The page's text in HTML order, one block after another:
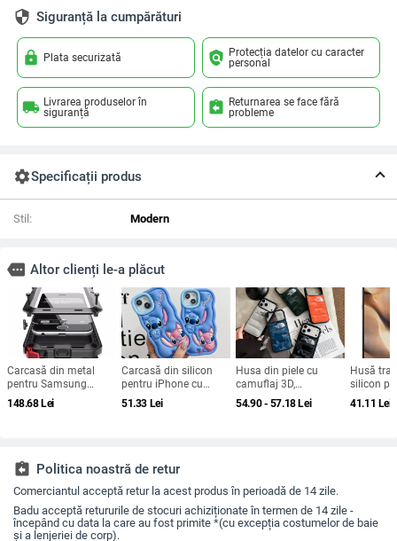
security Siguranță la cumpărături
lock Plata securizată policy Protecția datelor cu caracter
personal
local_shipping Livrarea produselor în
siguranță
assignment_return Returnarea se face fără
probleme
settingsSpecificații produs
Stil: Modern
more Altor clienți le-a plăcut
Carcasă din metal
pentru Samsung
Galaxy S24/S23/S25
Ultra, spate, prelucrată,
148.68Lei
Carcasă din silicon
pentru iPhone cu
design cartoon –
protecție anti-cădere,
(Pro/Max)
51.33 Lei
Husa din piele cu
camuflaj 3D,
căptușeală din
bumbac, stil jachetă
54.90 - 57.18Lei
Husă
silicon
X100,
41.11 Lei
assignment_return Politica noastră de retur
Comerciantul acceptă retur la acest produs în perioadă de 14 zile.
Badu acceptă retururile de stocuri achiziționate în termen de 14 zile -
începând cu data la care au fost primite *(cu excepția costumelor de baie
și a lenjeriei de corp).